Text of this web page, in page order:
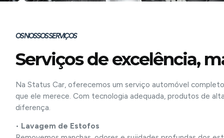
OS NOSSOS SERVIÇOS
Serviços de excelência,
Na Status Car, oferecemos um serviço automóvel
que ele merece. Com tecnologia adequada, produtos de
diferença.
• Lavagem de Estofos